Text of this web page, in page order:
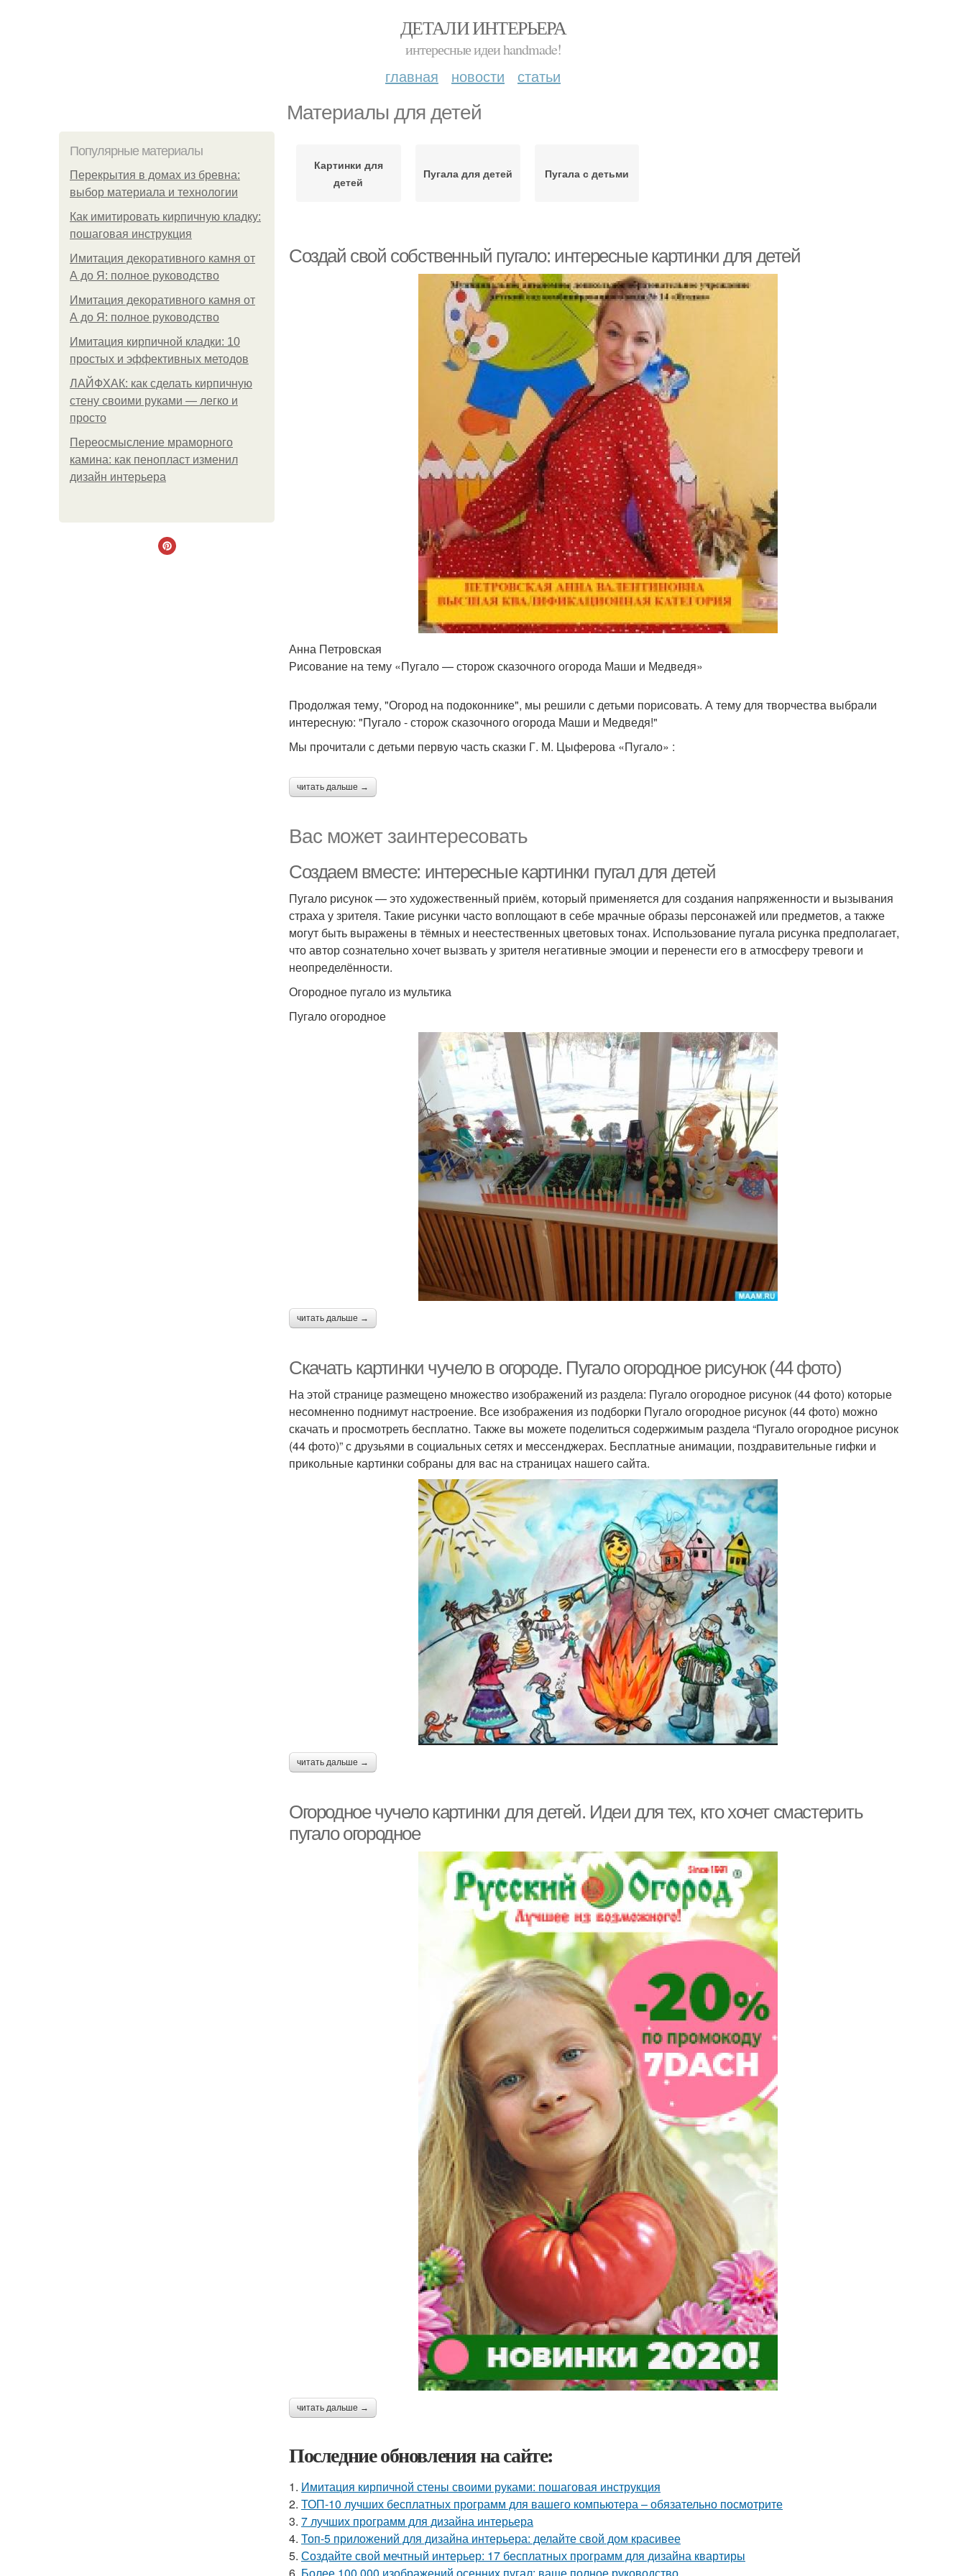
ДЕТАЛИ ИНТЕРЬЕРА
интересные идеи handmade!
главная новости статьи
Материалы для детей
Популярные материалы
Перекрытия в домах из бревна:
выбор материала и технологии
Как имитировать кирпичную кладку:
пошаговая инструкция
Имитация декоративного камня от
А до Я: полное руководство
Имитация декоративного камня от
А до Я: полное руководство
Имитация кирпичной кладки: 10
простых и эффективных методов
ЛАЙФХАК: как сделать кирпичную
стену своими руками — легко и
просто
Переосмысление мраморного
камина: как пенопласт изменил
дизайн интерьера
Картинки для
детей
Пугала для детей Пугала с детьми
Создай свой собственный пугало: интересные картинки для детей
Анна Петровская
Рисование на тему «Пугало — сторож сказочного огорода Маши и Медведя»
Продолжая тему, "Огород на подоконнике", мы решили с детьми порисовать. А тему для творчества выбрали
интересную: "Пугало - сторож сказочного огорода Маши и Медведя!"
Мы прочитали с детьми первую часть сказки Г. М. Цыферова «Пугало» :
читать дальше →
Вас может заинтересовать
Создаем вместе: интересные картинки пугал для детей
Пугало рисунок — это художественный приём, который применяется для создания напряженности и вызывания
страха у зрителя. Такие рисунки часто воплощают в себе мрачные образы персонажей или предметов, а также
могут быть выражены в тёмных и неестественных цветовых тонах. Использование пугала рисунка предполагает,
что автор сознательно хочет вызвать у зрителя негативные эмоции и перенести его в атмосферу тревоги и
неопределённости.
Огородное пугало из мультика
Пугало огородное
читать дальше →
Скачать картинки чучело в огороде. Пугало огородное рисунок (44 фото)
На этой странице размещено множество изображений из раздела: Пугало огородное рисунок (44 фото) которые
несомненно поднимут настроение. Все изображения из подборки Пугало огородное рисунок (44 фото) можно
скачать и просмотреть бесплатно. Также вы можете поделиться содержимым раздела “Пугало огородное рисунок
(44 фото)” с друзьями в социальных сетях и мессенджерах. Бесплатные анимации, поздравительные гифки и
прикольные картинки собраны для вас на страницах нашего сайта.
читать дальше →
Огородное чучело картинки для детей. Идеи для тех, кто хочет смастерить
пугало огородное
читать дальше →
Последние обновления на сайте:
1. Имитация кирпичной стены своими руками: пошаговая инструкция
2. ТОП-10 лучших бесплатных программ для вашего компьютера – обязательно посмотрите
3. 7 лучших программ для дизайна интерьера
4. Топ-5 приложений для дизайна интерьера: делайте свой дом красивее
5. Создайте свой мечтный интерьер: 17 бесплатных программ для дизайна квартиры